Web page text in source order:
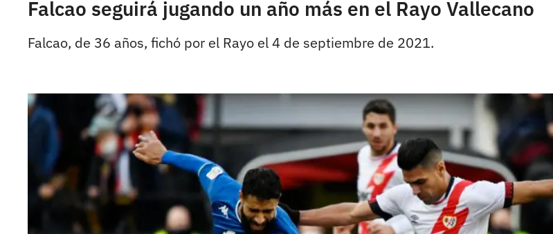
Falcao seguirá jugando un año más en el Rayo Vallecano
Falcao, de 36 años, fichó por el Rayo el 4 de septiembre de 2021.